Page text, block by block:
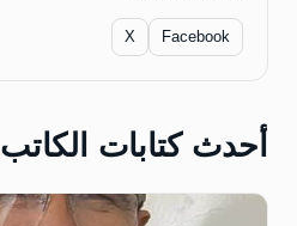
Facebook
X
أحدث كتابات الكاتب